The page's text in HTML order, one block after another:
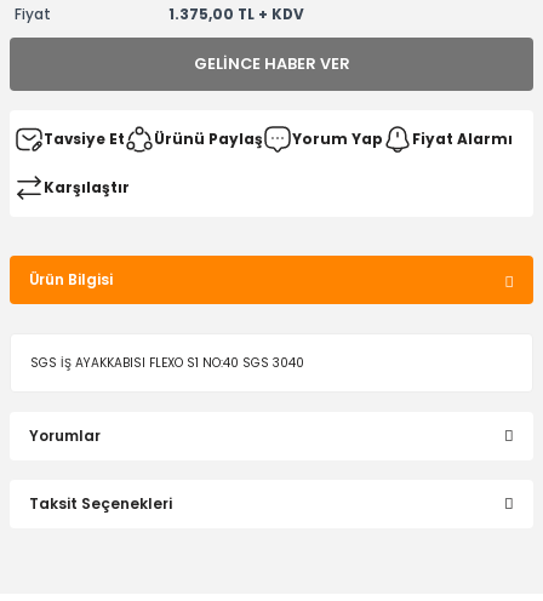
Fiyat
1.375,00 TL + KDV
GELINCE HABER VER
Tavsiye Et Ürünü Paylaş Yorum Yap Fiyat Alarmı
Karşılaştır
Ürün Bilgisi
SGS İŞ AYAKKABISI FLEXO S1 NO:40 SGS 3040
Yorumlar
Taksit Seçenekleri